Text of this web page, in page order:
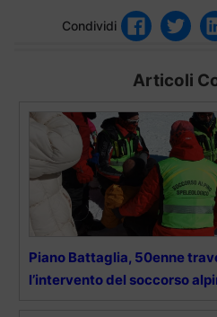
Condividi
Articoli
Piano Battaglia, 50enne
l’intervento del soccorso